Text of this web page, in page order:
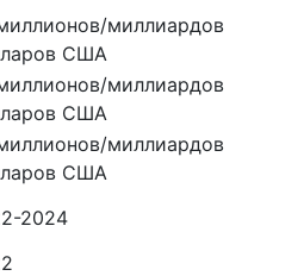
миллиардов
США
миллиардов
США
миллиардов
США
2024